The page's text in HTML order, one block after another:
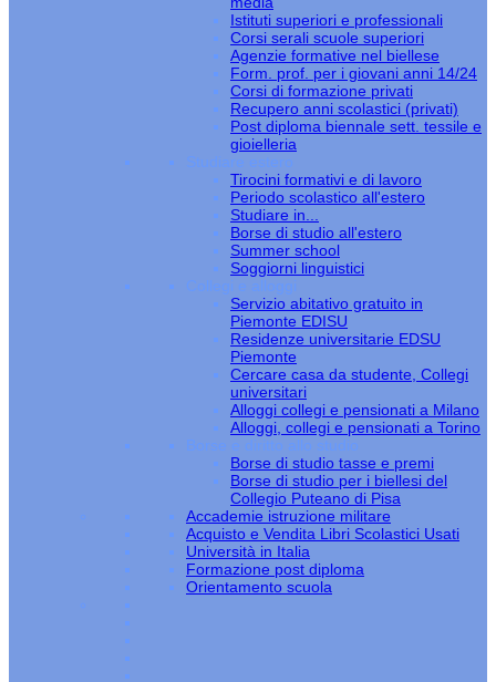
Istituti superiori e professionali
Corsi serali scuole superiori
Agenzie formative nel biellese
Form. prof. per i giovani anni 14/24
Corsi di formazione privati
Recupero anni scolastici (privati)
Post diploma biennale sett. tessile e
gioielleria
Studiare estero
Tirocini formativi e di lavoro
Periodo scolastico all'estero
Studiare in...
Borse di studio all'estero
Summer school
Soggiorni linguistici
Collegi e alloggi
Servizio abitativo gratuito in
Piemonte EDISU
Residenze universitarie EDSU
Piemonte
Cercare casa da studente, Collegi
universitari
Alloggi collegi e pensionati a Milano
Alloggi, collegi e pensionati a Torino
Borse e diritto allo studio
Borse di studio tasse e premi
Borse di studio per i biellesi del
Collegio Puteano di Pisa
Accademie istruzione militare
Acquisto e Vendita Libri Scolastici Usati
Università in Italia
Formazione post diploma
Orientamento scuola